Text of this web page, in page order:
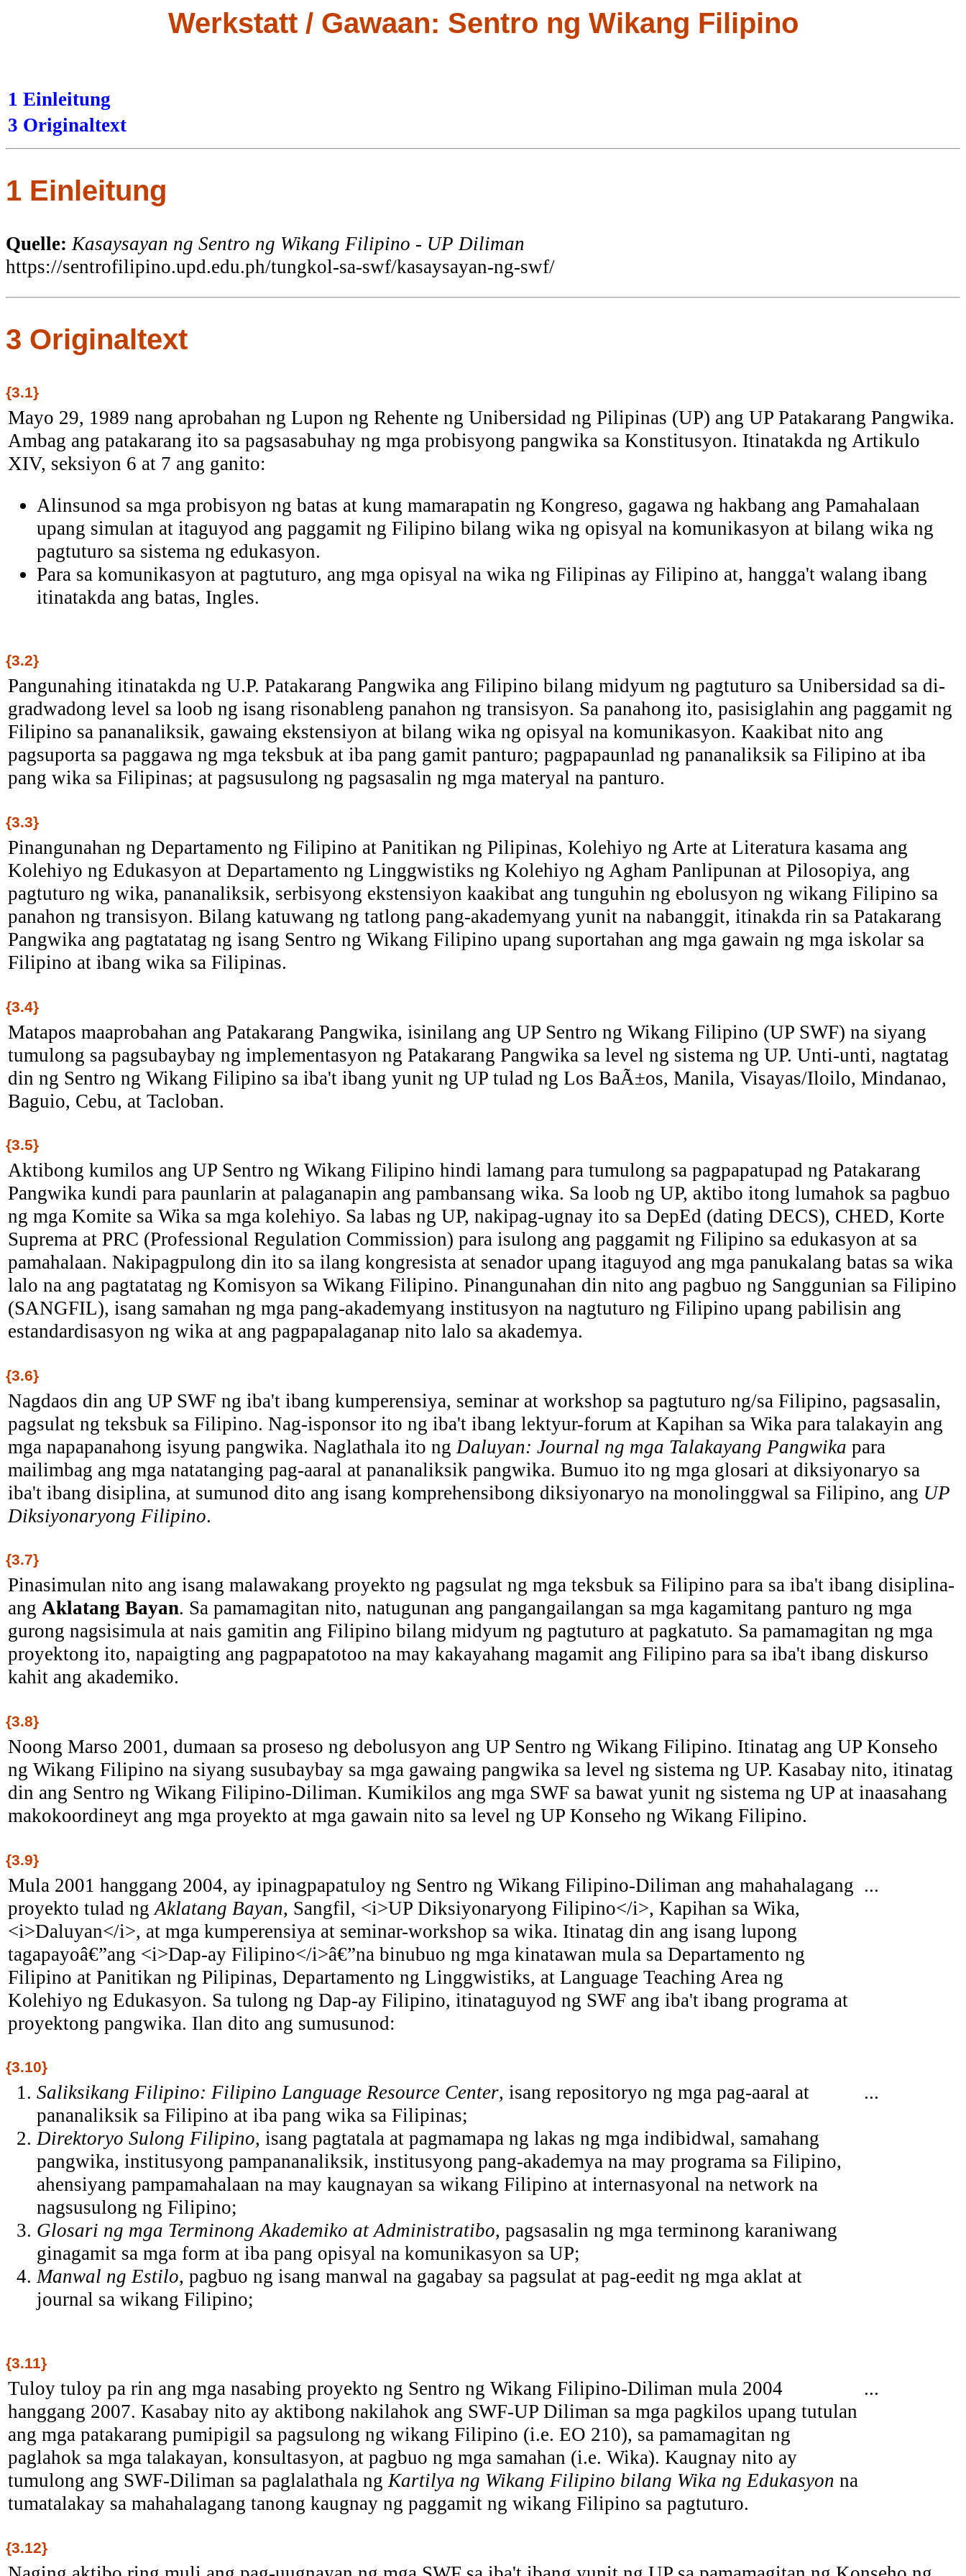
Werkstatt / Gawaan: Sentro ng Wikang Filipino
1 Einleitung
3 Originaltext
1 Einleitung
Quelle: Kasaysayan ng Sentro ng Wikang Filipino - UP Diliman
https://sentrofilipino.upd.edu.ph/tungkol-sa-swf/kasaysayan-ng-swf/
3 Originaltext
{3.1}
Mayo 29, 1989 nang aprobahan ng Lupon ng Rehente ng Unibersidad ng Pilipinas (UP) ang UP Patakarang Pangwika.
Ambag ang patakarang ito sa pagsasabuhay ng mga probisyong pangwika sa Konstitusyon. Itinatakda ng Artikulo
XIV, seksiyon 6 at 7 ang ganito:
Alinsunod sa mga probisyon ng batas at kung mamarapatin ng Kongreso, gagawa ng hakbang ang Pamahalaan
upang simulan at itaguyod ang paggamit ng Filipino bilang wika ng opisyal na komunikasyon at bilang wika ng
pagtuturo sa sistema ng edukasyon.
Para sa komunikasyon at pagtuturo, ang mga opisyal na wika ng Filipinas ay Filipino at, hangga't walang ibang
itinatakda ang batas, Ingles.
{3.2}
Pangunahing itinatakda ng U.P. Patakarang Pangwika ang Filipino bilang midyum ng pagtuturo sa Unibersidad sa di-
gradwadong level sa loob ng isang risonableng panahon ng transisyon. Sa panahong ito, pasisiglahin ang paggamit ng
Filipino sa pananaliksik, gawaing ekstensiyon at bilang wika ng opisyal na komunikasyon. Kaakibat nito ang
pagsuporta sa paggawa ng mga teksbuk at iba pang gamit panturo; pagpapaunlad ng pananaliksik sa Filipino at iba
pang wika sa Filipinas; at pagsusulong ng pagsasalin ng mga materyal na panturo.
{3.3}
Pinangunahan ng Departamento ng Filipino at Panitikan ng Pilipinas, Kolehiyo ng Arte at Literatura kasama ang
Kolehiyo ng Edukasyon at Departamento ng Linggwistiks ng Kolehiyo ng Agham Panlipunan at Pilosopiya, ang
pagtuturo ng wika, pananaliksik, serbisyong ekstensiyon kaakibat ang tunguhin ng ebolusyon ng wikang Filipino sa
panahon ng transisyon. Bilang katuwang ng tatlong pang-akademyang yunit na nabanggit, itinakda rin sa Patakarang
Pangwika ang pagtatatag ng isang Sentro ng Wikang Filipino upang suportahan ang mga gawain ng mga iskolar sa
Filipino at ibang wika sa Filipinas.
{3.4}
Matapos maaprobahan ang Patakarang Pangwika, isinilang ang UP Sentro ng Wikang Filipino (UP SWF) na siyang
tumulong sa pagsubaybay ng implementasyon ng Patakarang Pangwika sa level ng sistema ng UP. Unti-unti, nagtatag
din ng Sentro ng Wikang Filipino sa iba't ibang yunit ng UP tulad ng Los BaÃ±os, Manila, Visayas/Iloilo, Mindanao,
Baguio, Cebu, at Tacloban.
{3.5}
Aktibong kumilos ang UP Sentro ng Wikang Filipino hindi lamang para tumulong sa pagpapatupad ng Patakarang
Pangwika kundi para paunlarin at palaganapin ang pambansang wika. Sa loob ng UP, aktibo itong lumahok sa pagbuo
ng mga Komite sa Wika sa mga kolehiyo. Sa labas ng UP, nakipag-ugnay ito sa DepEd (dating DECS), CHED, Korte
Suprema at PRC (Professional Regulation Commission) para isulong ang paggamit ng Filipino sa edukasyon at sa
pamahalaan. Nakipagpulong din ito sa ilang kongresista at senador upang itaguyod ang mga panukalang batas sa wika
lalo na ang pagtatatag ng Komisyon sa Wikang Filipino. Pinangunahan din nito ang pagbuo ng Sanggunian sa Filipino
(SANGFIL), isang samahan ng mga pang-akademyang institusyon na nagtuturo ng Filipino upang pabilisin ang
estandardisasyon ng wika at ang pagpapalaganap nito lalo sa akademya.
{3.6}
Nagdaos din ang UP SWF ng iba't ibang kumperensiya, seminar at workshop sa pagtuturo ng/sa Filipino, pagsasalin,
pagsulat ng teksbuk sa Filipino. Nag-isponsor ito ng iba't ibang lektyur-forum at Kapihan sa Wika para talakayin ang
mga napapanahong isyung pangwika. Naglathala ito ng Daluyan: Journal ng mga Talakayang Pangwika para
mailimbag ang mga natatanging pag-aaral at pananaliksik pangwika. Bumuo ito ng mga glosari at diksiyonaryo sa
iba't ibang disiplina, at sumunod dito ang isang komprehensibong diksiyonaryo na monolinggwal sa Filipino, ang UP
Diksiyonaryong Filipino.
{3.7}
Pinasimulan nito ang isang malawakang proyekto ng pagsulat ng mga teksbuk sa Filipino para sa iba't ibang disiplina-
ang Aklatang Bayan. Sa pamamagitan nito, natugunan ang pangangailangan sa mga kagamitang panturo ng mga
gurong nagsisimula at nais gamitin ang Filipino bilang midyum ng pagtuturo at pagkatuto. Sa pamamagitan ng mga
proyektong ito, napaigting ang pagpapatotoo na may kakayahang magamit ang Filipino para sa iba't ibang diskurso
kahit ang akademiko.
{3.8}
Noong Marso 2001, dumaan sa proseso ng debolusyon ang UP Sentro ng Wikang Filipino. Itinatag ang UP Konseho
ng Wikang Filipino na siyang susubaybay sa mga gawaing pangwika sa level ng sistema ng UP. Kasabay nito, itinatag
din ang Sentro ng Wikang Filipino-Diliman. Kumikilos ang mga SWF sa bawat yunit ng sistema ng UP at inaasahang
makokoordineyt ang mga proyekto at mga gawain nito sa level ng UP Konseho ng Wikang Filipino.
{3.9}
Mula 2001 hanggang 2004, ay ipinagpapatuloy ng Sentro ng Wikang Filipino-Diliman ang mahahalagang
proyekto tulad ng Aklatang Bayan, Sangfil, <i>UP Diksiyonaryong Filipino</i>, Kapihan sa Wika,
<i>Daluyan</i>, at mga kumperensiya at seminar-workshop sa wika. Itinatag din ang isang lupong
tagapayoâ€”ang <i>Dap-ay Filipino</i>â€”na binubuo ng mga kinatawan mula sa Departamento ng
Filipino at Panitikan ng Pilipinas, Departamento ng Linggwistiks, at Language Teaching Area ng
Kolehiyo ng Edukasyon. Sa tulong ng Dap-ay Filipino, itinataguyod ng SWF ang iba't ibang programa at
proyektong pangwika. Ilan dito ang sumusunod:
...
{3.10}
Saliksikang Filipino: Filipino Language Resource Center, isang repositoryo ng mga pag-aaral at
pananaliksik sa Filipino at iba pang wika sa Filipinas;
Direktoryo Sulong Filipino, isang pagtatala at pagmamapa ng lakas ng mga indibidwal, samahang
pangwika, institusyong pampananaliksik, institusyong pang-akademya na may programa sa Filipino,
ahensiyang pampamahalaan na may kaugnayan sa wikang Filipino at internasyonal na network na
nagsusulong ng Filipino;
Glosari ng mga Terminong Akademiko at Administratibo, pagsasalin ng mga terminong karaniwang
ginagamit sa mga form at iba pang opisyal na komunikasyon sa UP;
Manwal ng Estilo, pagbuo ng isang manwal na gagabay sa pagsulat at pag-eedit ng mga aklat at
journal sa wikang Filipino;
...
{3.11}
Tuloy tuloy pa rin ang mga nasabing proyekto ng Sentro ng Wikang Filipino-Diliman mula 2004
hanggang 2007. Kasabay nito ay aktibong nakilahok ang SWF-UP Diliman sa mga pagkilos upang tutulan
ang mga patakarang pumipigil sa pagsulong ng wikang Filipino (i.e. EO 210), sa pamamagitan ng
paglahok sa mga talakayan, konsultasyon, at pagbuo ng mga samahan (i.e. Wika). Kaugnay nito ay
tumulong ang SWF-Diliman sa paglalathala ngKartilya ng Wikang Filipino bilang Wika ng Edukasyon na
tumatalakay sa mahahalagang tanong kaugnay ng paggamit ng wikang Filipino sa pagtuturo.
...
{3.12}